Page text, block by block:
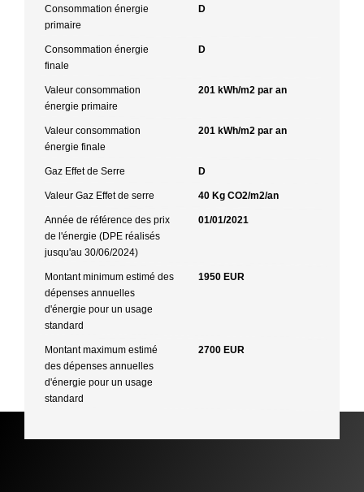
Consommation énergie
primaire
D
Consommation énergie
finale
D
Valeur consommation
énergie primaire
201 kWh/m2 par an
Valeur consommation
énergie finale
201 kWh/m2 par an
Gaz Effet de Serre D
Valeur Gaz Effet de serre 40 Kg CO2/m2/an
Année de référence des prix
de l'énergie (DPE réalisés
jusqu'au 30/06/2024)
01/01/2021
Montant minimum estimé des
dépenses annuelles
d'énergie pour un usage
standard
1950 EUR
Montant maximum estimé
des dépenses annuelles
d'énergie pour un usage
standard
2700 EUR